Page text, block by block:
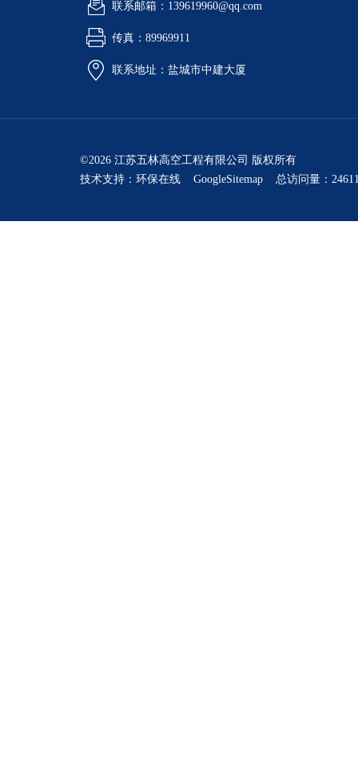
联系邮箱：139619960@qq.com
传真：89969911
联系地址：盐城市中建大厦
©2026 江苏五林高空工程有限公司 版权所有
技术支持： 环保在线 GoogleSitemap 总访问量：